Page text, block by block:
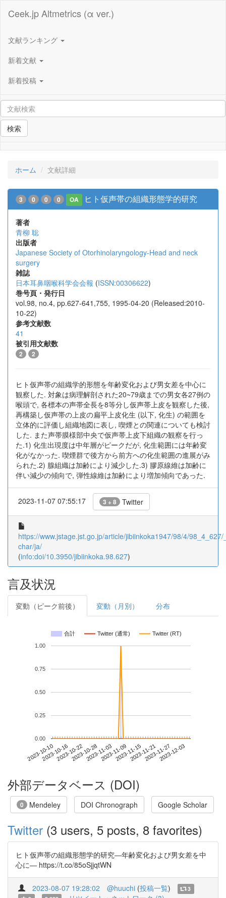
Ceek.jp Altmetrics (α ver.)
文献ランキング
新着文献
新着投稿
検索
ホーム 文献詳細
3 0 0 0 OA ヒト仮声帯の組織形態学的研究
著者
青柳 聡
出版者
Japanese Society of Otorhinolaryngology-Head and neck
surgery
雑誌
日本耳鼻咽喉科学会会報 (ISSN:00306622)
巻号頁・発行日
vol.98, no.4, pp.627-641,755, 1995-04-20 (Released:2010-
10-22)
参考文献数
41
被引用文献数
2 2
ヒト仮声帯の組織学的形態を年齢変化および男女差を中心に
観察した. 対象は病理解剖された20~79歳までの男女各27例の
喉頭で, 各標本の声帯全長を8等分し仮声帯上皮を観察した後,
再構築し仮声帯の上皮の扁平上皮化生 (以下, 化生) の範囲を
立体的に評価し組織地図に表し, 喫煙との関連についても検討
した. また声帯膜様部中央で仮声帯上皮下組織の観察を行っ
た.1) 化生出現度は中年層がピークだが, 化生範囲には年齢変
化がなかった. 喫煙群で後方から前方への化生範囲の進展がみ
られた.2) 腺組織は加齢により減少した.3) 膠原線維は加齢に
伴い減少の傾向で, 弾性線維は加齢により増加傾向であった.
2023-11-07 07:55:17 3 + 8 Twitter
https://www.jstage.jst.go.jp/article/jibiinkoka1947/98/4/98_4_627/
char/ja/
(info:doi/10.3950/jibiinkoka.98.627)
言及状況
変動（ピーク前後） 変動（月別） 分布
合計 Twitter (通常) Twitter (RT)
2023-10-102023-10-162023-10-222023-10-282023-11-032023-11-092023-11-152023-11-212023-11-272023-12-03
0.00
0.25
0.50
0.75
1.00
外部データベース (DOI)
0 Mendeley DOI Chronograph Google Scholar
Twitter (3 users, 5 posts, 8 favorites)
ヒト仮声帯の組織形態学的研究―年齢変化および男女差を中
心に― https://t.co/85oSjjqtWN
2023-08-07 19:28:02 @huuchi (投稿一覧)
3